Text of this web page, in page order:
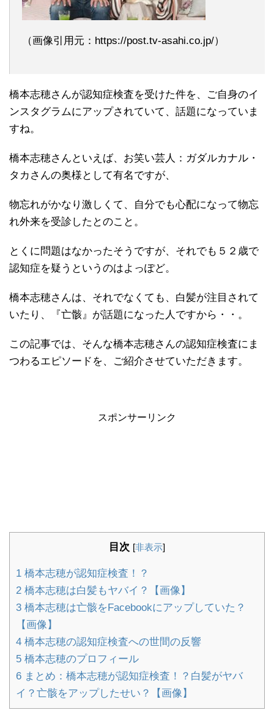
（画像引用元：https://post.tv-asahi.co.jp/）
橋本志穂さんが認知症検査を受けた件を、ご自身のイ
ンスタグラムにアップされていて、話題になっていま
すね。
橋本志穂さんといえば、お笑い芸人：ガダルカナル・
タカさんの奥様として有名ですが、
物忘れがかなり激しくて、自分でも心配になって物忘
れ外来を受診したとのこと。
とくに問題はなかったそうですが、それでも５２歳で
認知症を疑うというのはよっぽど。
橋本志穂さんは、それでなくても、白髪が注目されて
いたり、『亡骸』が話題になった人ですから・・。
この記事では、そんな橋本志穂さんの認知症検査にま
つわるエピソードを、ご紹介させていただきます。
スポンサーリンク
目次 [非表示]
1 橋本志穂が認知症検査！？
2 橋本志穂は白髪もヤバイ？【画像】
3 橋本志穂は亡骸をFacebookにアップしていた？
【画像】
4 橋本志穂の認知症検査への世間の反響
5 橋本志穂のプロフィール
6 まとめ：橋本志穂が認知症検査！？白髪がヤバ
イ？亡骸をアップしたせい？【画像】